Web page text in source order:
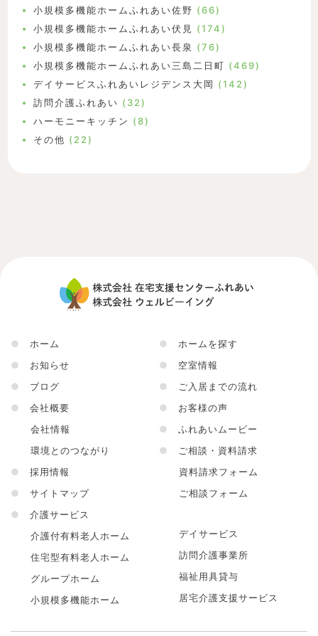
小規模多機能ホームふれあい佐野 (66)
小規模多機能ホームふれあい伏見 (174)
小規模多機能ホームふれあい長泉 (76)
小規模多機能ホームふれあい三島二日町 (469)
デイサービスふれあいレジデンス大岡 (142)
訪問介護ふれあい (32)
ハーモニーキッチン (8)
その他 (22)
●
ホーム
●
お知らせ
●
ブログ
●
会社概要
会社情報
環境とのつながり
●
採用情報
●
サイトマップ
●
介護サービス
介護付有料老人ホーム
住宅型有料老人ホーム
グループホーム
小規模多機能ホーム
●
ホームを探す
●
空室情報
●
ご入居までの流れ
●
お客様の声
●
ふれあいムービー
●
ご相談・資料請求
資料請求フォーム
ご相談フォーム
デイサービス
訪問介護事業所
福祉用具貸与
居宅介護支援サービス